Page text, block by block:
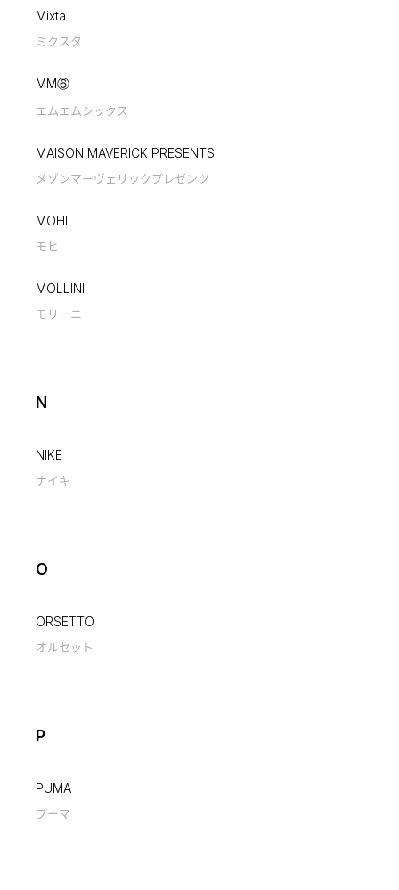
Mixta
ミクスタ
MM⑥
エムエムシックス
MAISON MAVERICK PRESENTS
メゾンマーヴェリックプレゼンツ
MOHI
モヒ
MOLLINI
モリーニ
N
NIKE
ナイキ
O
ORSETTO
オルセット
P
PUMA
プーマ